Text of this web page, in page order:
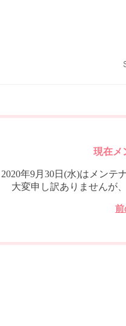
現在メ
2020年9月30日(水)はメンテ
大変申し訳ありませんが
前